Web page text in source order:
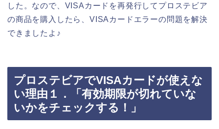
した。なので、VISAカードを再発行してプロステビア
の商品を購入したら、VISAカードエラーの問題を解決
できましたよ♪
プロステビアでVISAカードが使えな
い理由１．「有効期限が切れていな
いかをチェックする！」